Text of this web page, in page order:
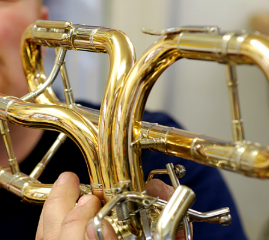
– Make Waves
Pops“ mit Martin Reuthner 26.08.2026